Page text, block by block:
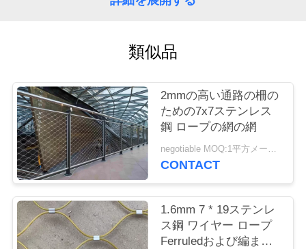
管
理
私
達
に
連
類似品
2mmの高い通路の柵の
ための7x7ステンレス
鋼 ロープの網の網
negotiable MOQ:1平方メートル
CONTACT
1.6mm 7 * 19ステンレ
ス鋼 ワイヤー ロープ
Ferruledおよび編まれ